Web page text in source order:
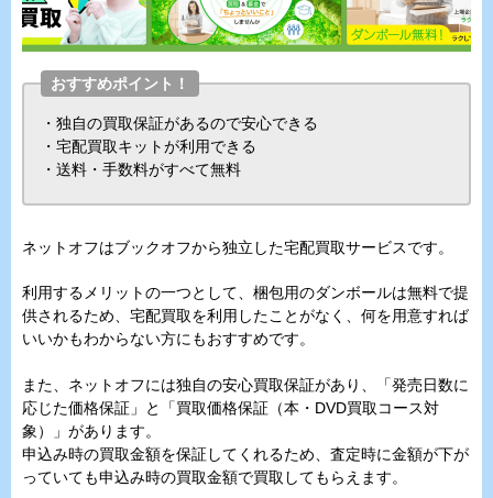
おすすめポイント！
・独自の買取保証があるので安心できる
・宅配買取キットが利用できる
・送料・手数料がすべて無料
ネットオフはブックオフから独立した宅配買取サービスです。
利用するメリットの一つとして、梱包用のダンボールは無料で提
供されるため、宅配買取を利用したことがなく、何を用意すれば
いいかもわからない方にもおすすめです。
また、ネットオフには独自の安心買取保証があり、「発売日数に
応じた価格保証」と「買取価格保証（本・DVD買取コース対
象）」があります。
申込み時の買取金額を保証してくれるため、査定時に金額が下が
っていても申込み時の買取金額で買取してもらえます。